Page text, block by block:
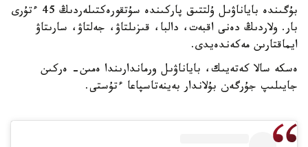
بۇگىندە باياناۋىل ۇلتتىق پاركىندە سۇتقورەكتىلەردىڭ 45 ءتۇرى
بار. ولاردىڭ دەنى اقبەت، دالبا، قىزىلتاۋ، جەلتاۋ، سارىتاۋ
ايماقتارىن مەكەندەيدى.
ەسكە سالا كەتەيىك، باياناۋىل ورماندارىندا ەمىن- ەركىن
جايىلىپ جۇرگەن بۇلاندار بەينەتاسپاعا ءتۇستى.